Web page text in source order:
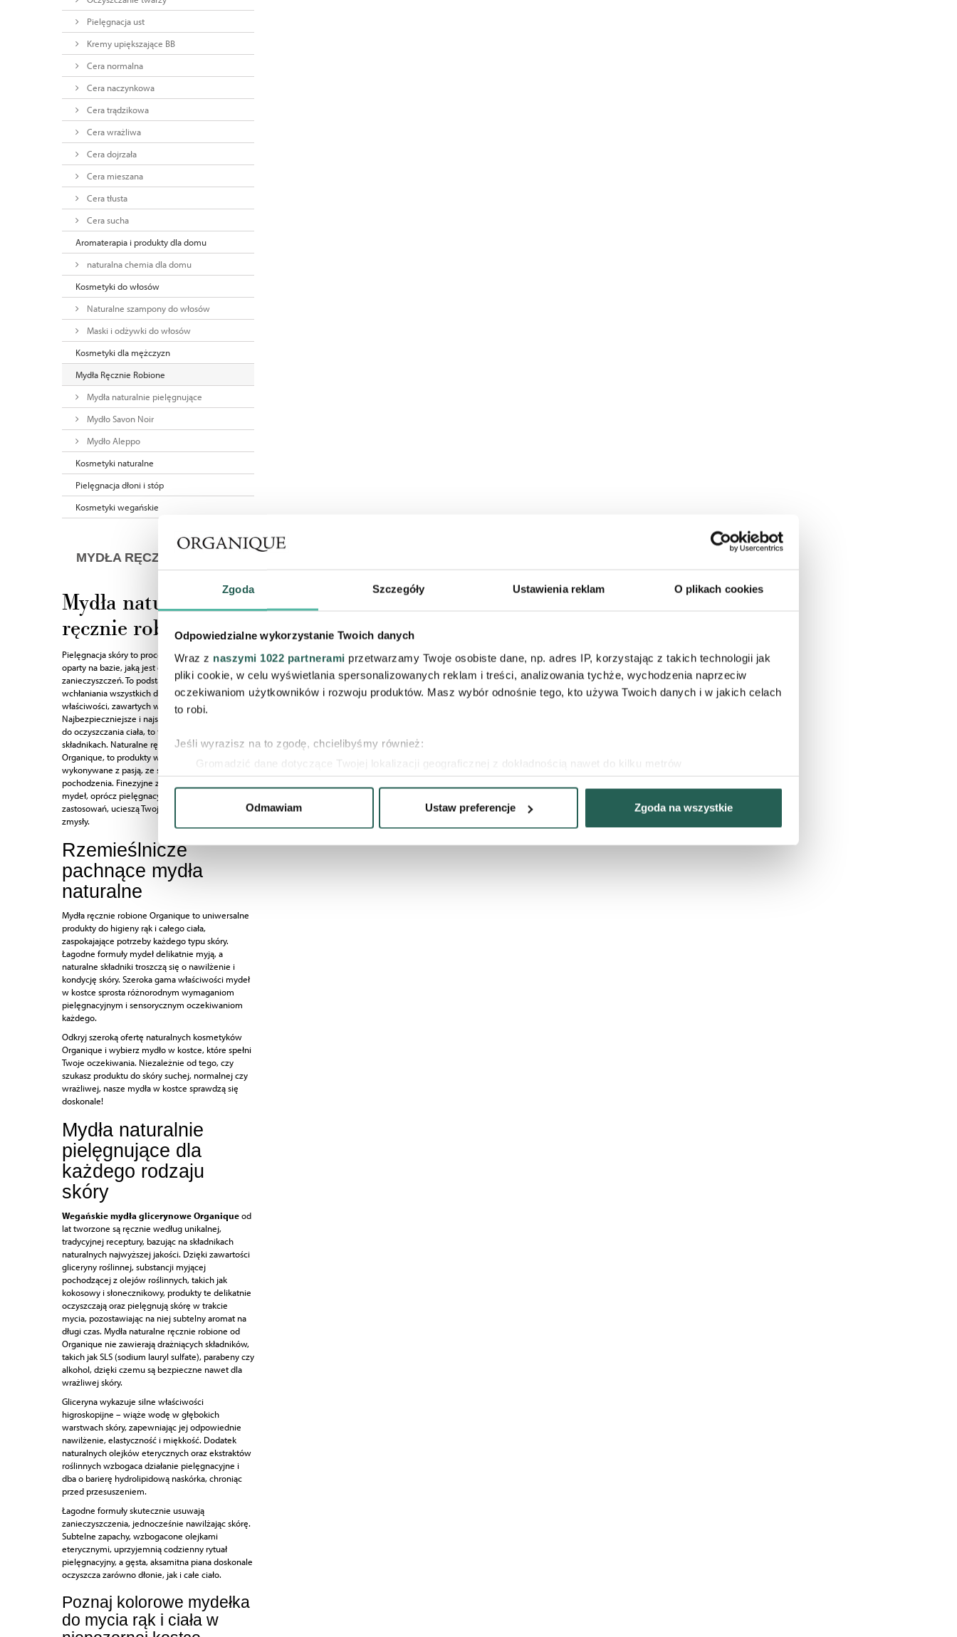
Zgoda Szczegóły Ustawienia reklam O plikach cookies
Odpowiedzialne wykorzystanie Twoich danych
Wraz z naszymi 1022 partnerami przetwarzamy Twoje osobiste dane, np. adres IP, korzystając z takich technologii jak
pliki cookie, w celu wyświetlania spersonalizowanych reklam i treści, analizowania tychże, wychodzenia naprzeciw
oczekiwaniom użytkowników i rozwoju produktów. Masz wybór odnośnie tego, kto używa Twoich danych i w jakich celach
to robi.
Jeśli wyrazisz na to zgodę, chcielibyśmy również:
Gromadzić dane dotyczące Twojej lokalizacji geograficznej z dokładnością nawet do kilku metrów
Identyfikować Twoje urządzenie, aktywnie analizując charakteryzującego je zbiory danych (fingerprinting, czyli
Dowiedz się więcej odnośnie tego, jak Twoje osobiste dane są przetwarzane oraz ustaw własne preferencje w
Wykorzystujemy pliki cookie do wybranych treści i reklam, aby oferować Ci funkcje społecznościowe i analizować ruch w
podczas korzystania z ich usług.
Odmawiam Ustaw preferencje Zgoda na wszystkie
Pielęgnacja ust
Kremy upiększające BB
Cera normalna
Cera naczynkowa
Cera trądzikowa
Cera wrażliwa
Cera dojrzała
Cera mieszana
Cera tłusta
Cera sucha
Aromaterapia i produkty dla domu
naturalna chemia dla domu
Kosmetyki do włosów
Naturalne szampony do włosów
Maski i odżywki do włosów
Kosmetyki dla mężczyzn
Mydła Ręcznie Robione
Mydła naturalnie pielęgnujące
Mydło Savon Noir
Mydło Aleppo
Kosmetyki naturalne
Pielęgnacja dłoni i stóp
Kosmetyki wegańskie
MYDŁA RĘCZNIE ROBIONE
Mydła naturalne
ręcznie robione
Pielęgnacja skóry to proces złożony, choć zawsze
oparty na bazie, jaką jest oczyszczanie skóry z
zanieczyszczeń. To podstawa skutecznego
wchłaniania wszystkich dobroczynnych
właściwości, zawartych w kosmetykach.
Najbezpieczniejsze i najskuteczniejsze produkty
do oczyszczania ciała, to te oparte na naturalnych
składnikach. Naturalne ręcznie robione mydła
Organique, to produkty własnoręcznie
wykonywane z pasją, ze składników naturalnego
pochodzenia. Finezyjne zapachy, formy i kolory
mydeł, oprócz pielęgnacyjnych i praktycznych
zastosowań, ucieszą Twoje oko i rozpieszczą
zmysły.
Rzemieślnicze
pachnące mydła
naturalne
Mydła ręcznie robione Organique to uniwersalne
produkty do higieny rąk i całego ciała,
zaspokajające potrzeby każdego typu skóry.
Łagodne formuły mydeł delikatnie myją, a
naturalne składniki troszczą się o nawilżenie i
kondycję skóry. Szeroka gama właściwości mydeł
w kostce sprosta różnorodnym wymaganiom
pielęgnacyjnym i sensorycznym oczekiwaniom
każdego.
Odkryj szeroką ofertę naturalnych kosmetyków
Organique i wybierz mydło w kostce, które spełni
Twoje oczekiwania. Niezależnie od tego, czy
szukasz produktu do skóry suchej, normalnej czy
wrażliwej, nasze mydła w kostce sprawdzą się
doskonale!
Mydła naturalnie
pielęgnujące dla
każdego rodzaju
skóry
Wegańskie mydła glicerynowe Organiqueod
lat tworzone są ręcznie według unikalnej,
tradycyjnej receptury, bazując na składnikach
naturalnych najwyższej jakości. Dzięki zawartości
gliceryny roślinnej, substancji myjącej
pochodzącej z olejów roślinnych, takich jak
kokosowy i słonecznikowy, produkty te delikatnie
oczyszczają oraz pielęgnują skórę w trakcie
mycia, pozostawiając na niej subtelny aromat na
długi czas. Mydła naturalne ręcznie robione od
Organique nie zawierają drażniących składników,
takich jak SLS (sodium lauryl sulfate), parabeny czy
alkohol, dzięki czemu są bezpieczne nawet dla
wrażliwej skóry.
Gliceryna wykazuje silne właściwości
higroskopijne – wiąże wodę w głębokich
warstwach skóry, zapewniając jej odpowiednie
nawilżenie, elastyczność i miękkość. Dodatek
naturalnych olejków eterycznych oraz ekstraktów
roślinnych wzbogaca działanie pielęgnacyjne i
dba o barierę hydrolipidową naskórka, chroniąc
przed przesuszeniem.
Łagodne formuły skutecznie usuwają
zanieczyszczenia, jednocześnie nawilżając skórę.
Subtelne zapachy, wzbogacone olejkami
eterycznymi, uprzyjemnią codzienny rytuał
pielęgnacyjny, a gęsta, aksamitna piana doskonale
oczyszcza zarówno dłonie, jak i całe ciało.
Poznaj kolorowe mydełka
do mycia rąk i ciała w